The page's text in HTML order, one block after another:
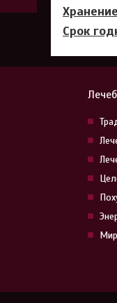
Срок